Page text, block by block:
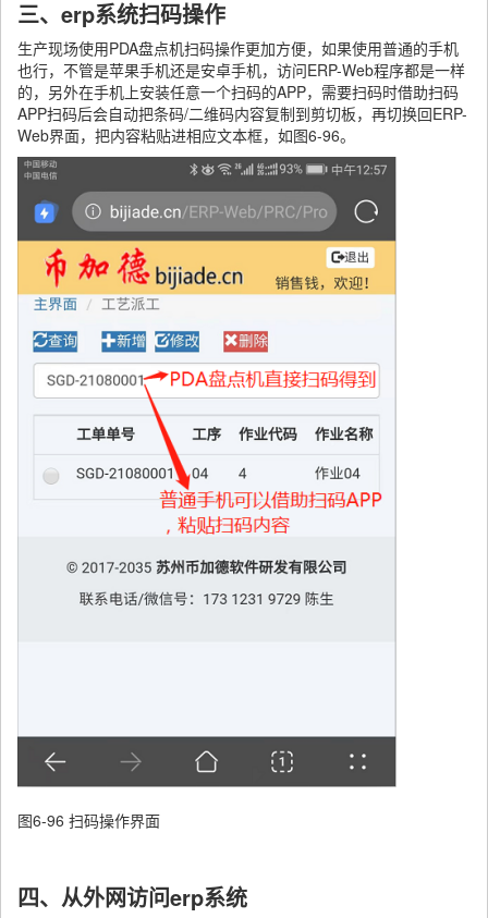
三、erp系统扫码操作
生产现场使用PDA盘点机扫码操作更加方便，如果使用普通的手机
也行，不管是苹果手机还是安卓手机，访问ERP-Web程序都是一样
的，另外在手机上安装任意一个扫码的APP，需要扫码时借助扫码
APP扫码后会自动把条码/二维码内容复制到剪切板，再切换回ERP-
Web界面，把内容粘贴进相应文本框，如图6-96。
图6-96 扫码操作界面
四、从外网访问erp系统